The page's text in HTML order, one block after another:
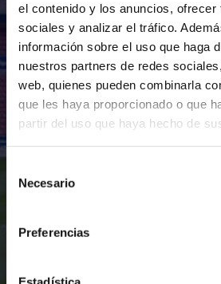
el contenido y los anuncios, ofrecer
sociales y analizar el tráfico.
información sobre el uso que haga
nuestros partners de redes
web, quienes pueden combinarla
que les haya proporcionado o que
partir del uso que haya hecho de
Necesario
Preferencias